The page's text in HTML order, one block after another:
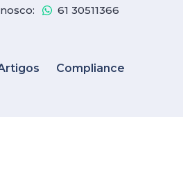
61 30511366
Compliance